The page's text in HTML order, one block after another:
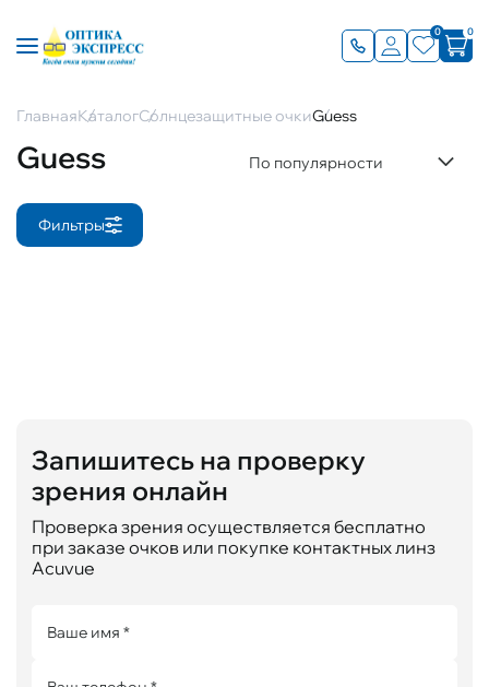
0 0
ГлавнаяКаталогСолнцезащитные очкиGuess
Guess По популярности
Фильтры
Запишитесь на проверку
зрения онлайн
Проверка зрения осуществляется бесплатно
при заказе очков или покупке контактных линз
Acuvue
Ваше имя *